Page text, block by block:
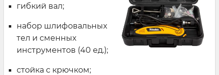
гибкий вал;
набор шлифовальных
тел и сменных
инструментов (40 ед.);
стойка с крючком;